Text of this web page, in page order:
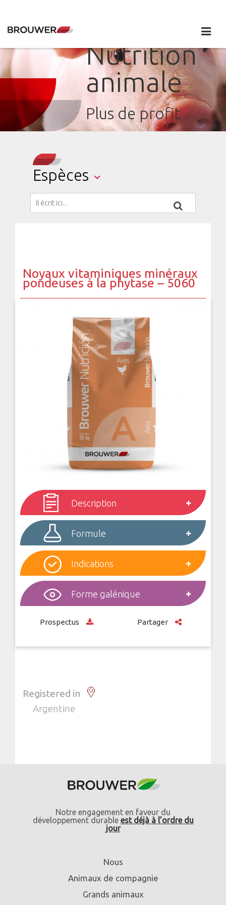
Nutrition
animale
Plus de profit
Espèces
Noyaux vitaminiques minéraux
pondeuses à la phytase – 5060
Description
Formule
Indications
Forme galénique
Prospectus Partager
Registered in
Argentine
Notre engagement en faveur du
développement durable est déjà à l’ordre du
jour
Nous
Animaux de compagnie
Grands animaux